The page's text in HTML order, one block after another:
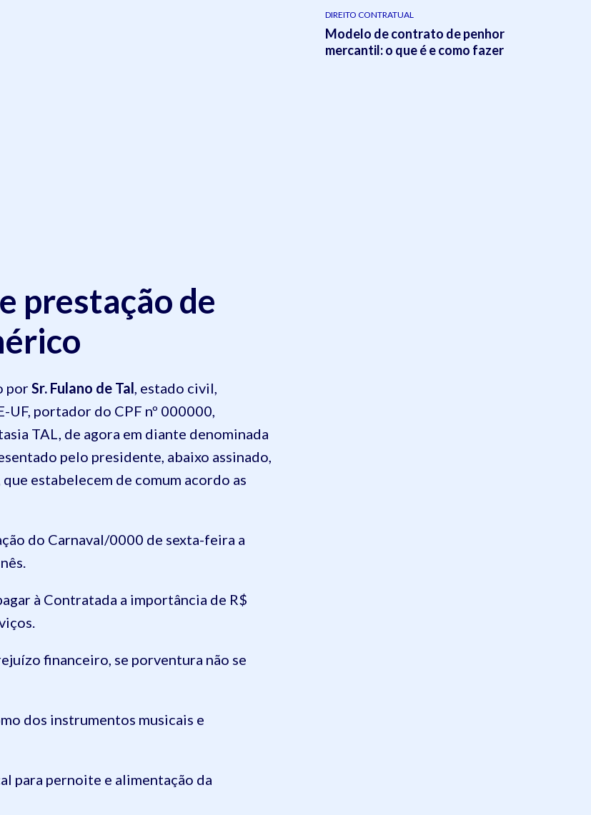
prestação de
porSr. Fulano de Tal , estado civil,
UF, portador do CPF nº 000000,
TAL, de agora em diante denominada
pelo presidente, abaixo assinado,
, que estabelecem de comum acordo as
do Carnaval/0000 de sexta-feira a
à Contratada a importância de R$
financeiro, se porventura não se
dos instrumentos musicais e
para pernoite e alimentação da
DIREITO CONTRATUAL
Modelo de contrato de penhor
mercantil: o que é e como fazer